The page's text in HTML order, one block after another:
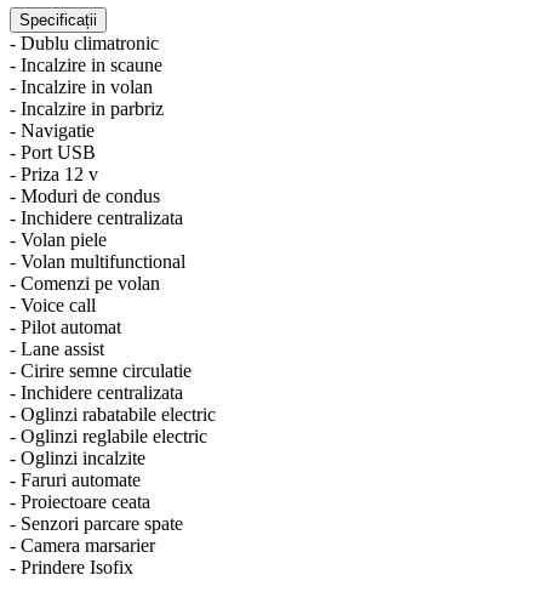
Specificații
- Dublu climatronic
- Incalzire in scaune
- Incalzire in volan
- Incalzire in parbriz
- Navigatie
- Port USB
- Priza 12 v
- Moduri de condus
- Inchidere centralizata
- Volan piele
- Volan multifunctional
- Comenzi pe volan
- Voice call
- Pilot automat
- Lane assist
- Cirire semne circulatie
- Inchidere centralizata
- Oglinzi rabatabile electric
- Oglinzi reglabile electric
- Oglinzi incalzite
- Faruri automate
- Proiectoare ceata
- Senzori parcare spate
- Camera marsarier
- Prindere Isofix